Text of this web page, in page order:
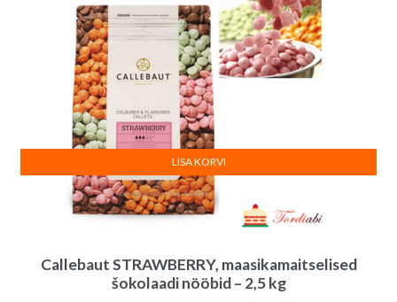
Callebaut STRAWBERRY, maasikamaitselised
šokolaadi nööbid – 2,5 kg
LISA KORVI